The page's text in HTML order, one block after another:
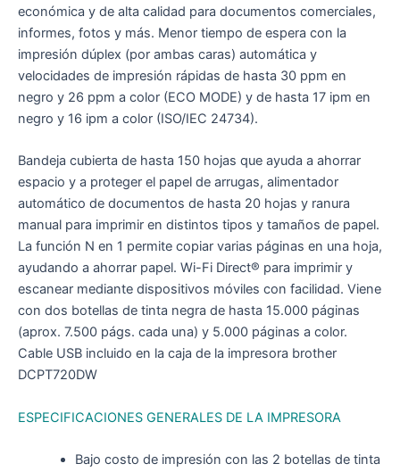
económica y de alta calidad para documentos comerciales,
informes, fotos y más. Menor tiempo de espera con la
impresión dúplex (por ambas caras) automática y
velocidades de impresión rápidas de hasta 30 ppm en
negro y 26 ppm a color (ECO MODE) y de hasta 17 ipm en
negro y 16 ipm a color (ISO/IEC 24734).
Bandeja cubierta de hasta 150 hojas que ayuda a ahorrar
espacio y a proteger el papel de arrugas, alimentador
automático de documentos de hasta 20 hojas y ranura
manual para imprimir en distintos tipos y tamaños de papel.
La función N en 1 permite copiar varias páginas en una hoja,
ayudando a ahorrar papel. Wi-Fi Direct® para imprimir y
escanear mediante dispositivos móviles con facilidad. Viene
con dos botellas de tinta negra de hasta 15.000 páginas
(aprox. 7.500 págs. cada una) y 5.000 páginas a color.
Cable USB incluido en la caja de la impresora brother
DCPT720DW
ESPECIFICACIONES GENERALES DE LA IMPRESORA
Bajo costo de impresión con las 2 botellas de tinta